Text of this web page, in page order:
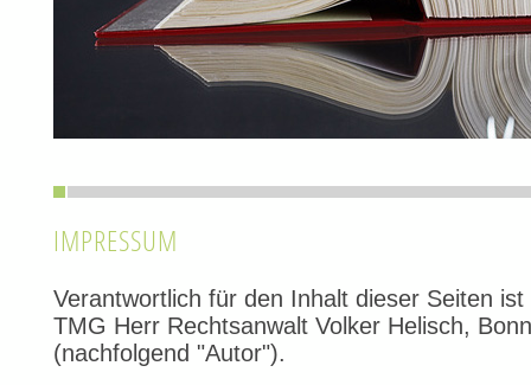
IMPRESSUM
Verantwortlich für den Inhalt dieser Seiten
TMG Herr Rechtsanwalt Volker Helisch, Bonn
(nachfolgend "Autor").